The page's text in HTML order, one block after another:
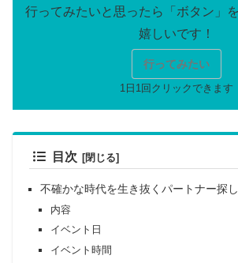
行ってみたい
目次
不確かな時代を生き抜くパートナー探し
内容
イベント日
イベント時間